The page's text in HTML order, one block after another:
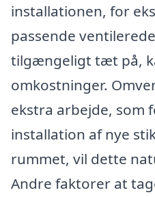
installationen, for
passende
tilgængeligt tæt på,
omkostninger.
ekstra arbejde, som
installation af nye
rummet, vil dette
Andre faktorer at